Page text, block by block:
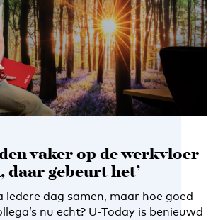
vaker op de werkvloer
daar gebeurt het’
iedere dag samen, maar hoe goed
nu echt? U-Today is benieuwd